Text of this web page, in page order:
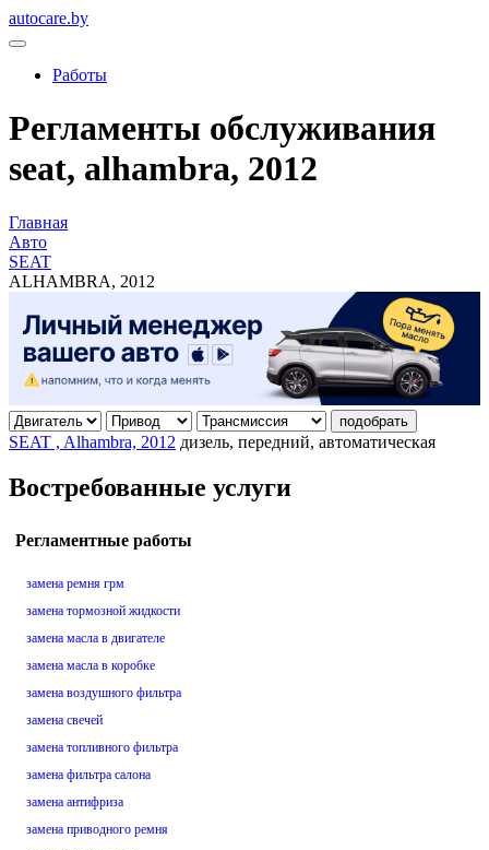
autocare.by
Работы
Регламенты обслуживания
seat, alhambra, 2012
Главная
Авто
SEAT
ALHAMBRA, 2012
подобрать
SEAT , Alhambra, 2012 дизель, передний, автоматическая
Востребованные услуги
Регламентные работы
замена ремня грм
замена тормозной жидкости
замена масла в двигателе
замена масла в коробке
замена воздушного фильтра
замена свечей
замена топливного фильтра
замена фильтра салона
замена антифриза
замена приводного ремня